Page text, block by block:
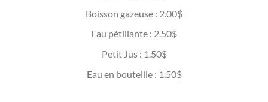
Boisson gazeuse : 2.00$
Eau pétillante : 2.50$
Petit Jus : 1.50$
Eau en bouteille : 1.50$